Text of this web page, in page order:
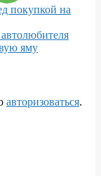
покупкой на
яму
авторизоваться.